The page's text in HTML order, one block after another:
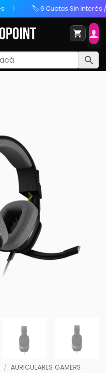
🏷️ 9 Cuotas Sin Interés / 20%
/ AURICULARES GAMERS